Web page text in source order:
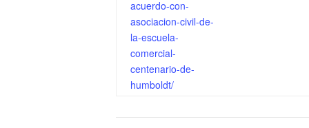
acuerdo-con-
asociacion-civil-de-
la-escuela-
comercial-
centenario-de-
humboldt/